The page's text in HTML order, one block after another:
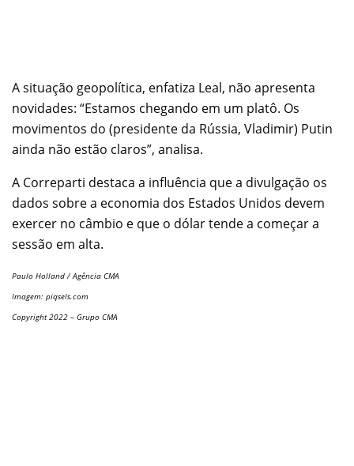
A situação geopolítica, enfatiza Leal, não apresenta
novidades: “Estamos chegando em um platô. Os
movimentos do (presidente da Rússia, Vladimir) Putin
ainda não estão claros”, analisa.
A Correparti destaca a influência que a divulgação os
dados sobre a economia dos Estados Unidos devem
exercer no câmbio e que o dólar tende a começar a
sessão em alta.
Paulo Holland / Agência CMA
Imagem: piqsels.com
Copyright 2022 – Grupo CMA